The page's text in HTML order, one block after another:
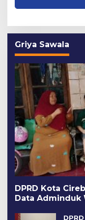
Griya Sawala
DPRD Kota
Data Adminduk